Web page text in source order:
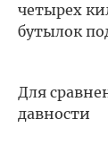
четырех
бутылок
Для
давности